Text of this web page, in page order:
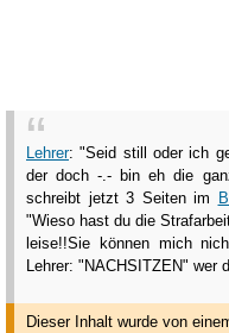
Lehrer: "Seid still oder ich
der doch -.- bin eh die
schreibt jetzt 3 Seiten im
"Wieso hast du die
leise!!Sie können mich
Lehrer: "NACHSITZEN" wer
Dieser Inhalt wurde von